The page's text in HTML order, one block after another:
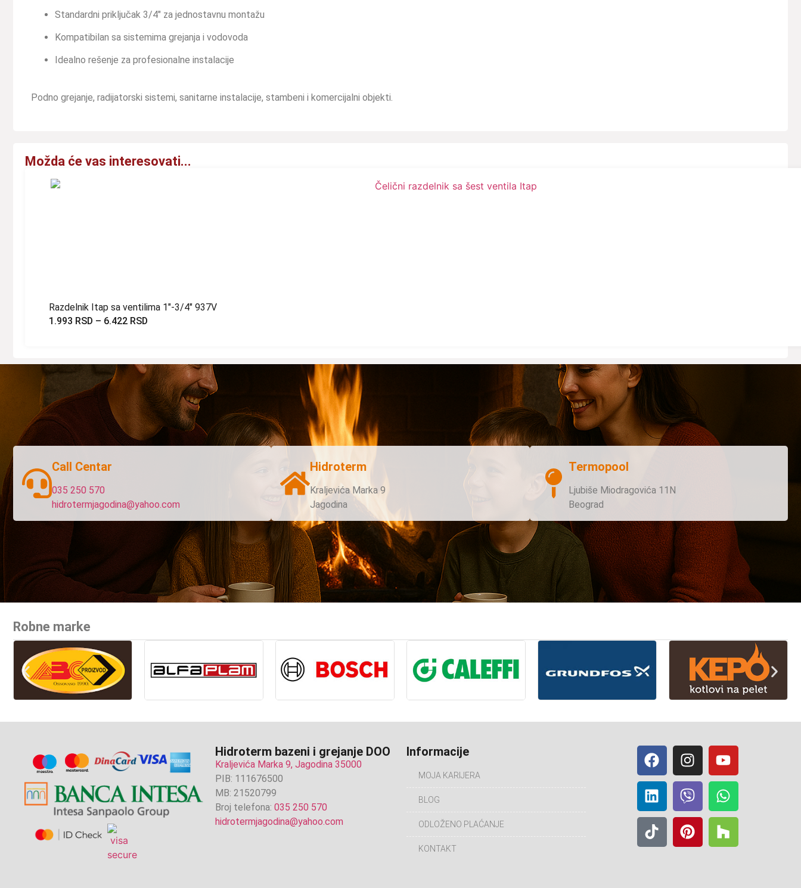
Standardni priključak 3/4″ za jednostavnu montažu
Kompatibilan sa sistemima grejanja i vodovoda
Idealno rešenje za profesionalne instalacije
Podno grejanje, radijatorski sistemi, sanitarne instalacije, stambeni i komercijalni objekti.
Možda će vas interesovati...
Razdelnik Itap sa ventilima 1″-3/4″ 937V
1.993 RSD – 6.422 RSD
Call Centar
035 250 570
hidrotermjagodina@yahoo.com
Hidroterm
Kraljevića Marka 9
Jagodina
Termopool
Ljubiše Miodragovića 11N
Beograd
Robne marke
Hidroterm bazeni i grejanje DOO
Kraljevića Marka 9, Jagodina 35000
PIB: 111676500
MB: 21520799
Broj telefona: 035 250 570
hidrotermjagodina@yahoo.com
Informacije
MOJA KARIJERA
BLOG
ODLOŽENO PLAĆANJE
KONTAKT